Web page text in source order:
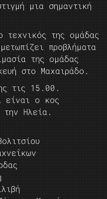
μια σημαντική
τεχνικός της ομάδας
προβλήματα
της ομάδας
στο Μαχαιράδο.
τις 15.00.
είναι ο κος
την Ηλεία.